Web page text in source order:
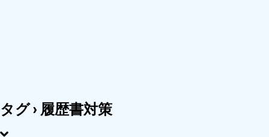
タグ › 履歴書対策